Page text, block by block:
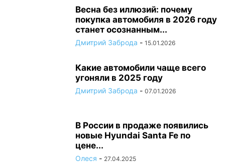
Весна без иллюзий: почему
покупка автомобиля в 2026 году
станет осознанным...
Дмитрий Заброда - 15.01.2026
Какие автомобили чаще всего
угоняли в 2025 году
Дмитрий Заброда - 07.01.2026
В России в продаже появились
новые Hyundai Santa Fe по
цене...
Олеся - 27.04.2025